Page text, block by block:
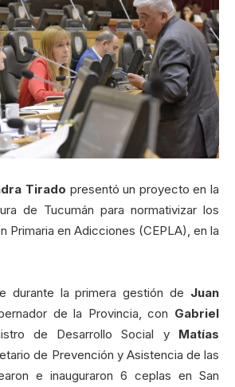
Tirado presentó un proyecto en la
de Tucumán para normativizar los
Primaria en Adicciones (CEPLA), en la
durante la primera gestión de Juan
de la Provincia, con Gabriel
de Desarrollo Social y Matías
de Prevención y Asistencia de las
e inauguraron 6 ceplas en San